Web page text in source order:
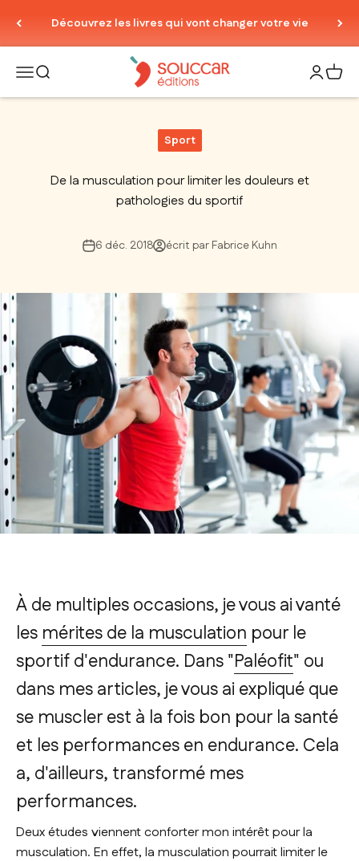
Découvrez les livres qui vont changer votre vie
Ouvrir la navigation
Ouvrir la rechercheThierry Souccar Editions Ouvrir
Voir
Sport
De la musculation pour limiter les douleurs et
pathologies du sportif
6 déc. 2018 écrit par Fabrice Kuhn
À de multiples occasions, je vous ai vanté
les mérites de la musculation pour le
sportif d'endurance. Dans "Paléofit" ou
dans mes articles, je vous ai expliqué que
se muscler est à la fois bon pour la santé
et les performances en endurance. Cela
a, d'ailleurs, transformé mes
performances.
Deux études viennent conforter mon intérêt pour la
musculation. En effet, la musculation pourrait limiter le